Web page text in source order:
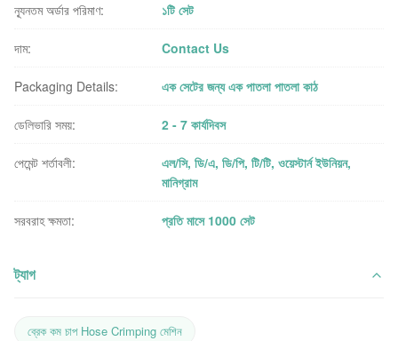
ন্যূনতম অর্ডার পরিমাণ: ১টি সেট
দাম: Contact Us
Packaging Details: এক সেটের জন্য এক পাতলা পাতলা কাঠ
ডেলিভারি সময়: 2 - 7 কার্যদিবস
পেমেন্ট শর্তাবলী:
এল/সি, ডি/এ, ডি/পি, টি/টি, ওয়েস্টার্ন ইউনিয়ন,
মানিগ্রাম
সরবরাহ ক্ষমতা: প্রতি মাসে 1000 সেট
ট্যাগ
ব্রেক কম চাপ Hose Crimping মেশিন